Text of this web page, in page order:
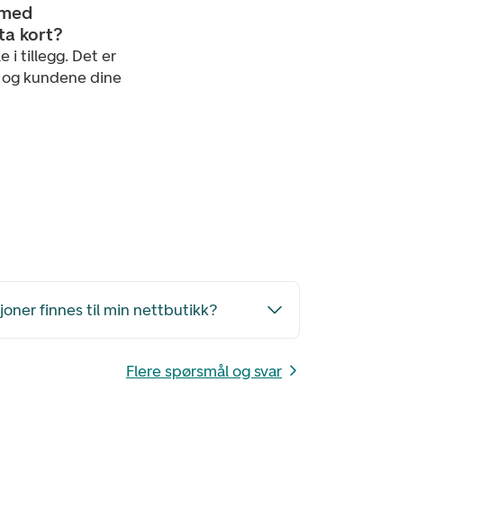
kort?
i tillegg. Det er
kundene dine
finnes til min nettbutikk?
Flere spørsmål og svar